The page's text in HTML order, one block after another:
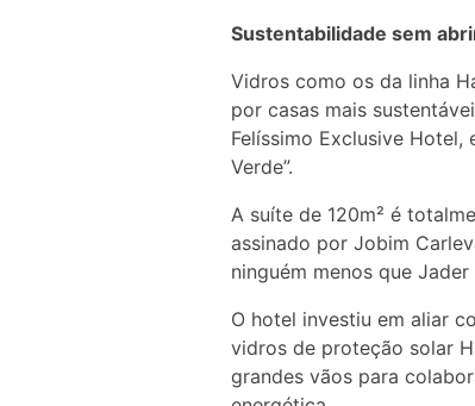
Sustentabilidade sem
Vidros como os da linha
por casas mais
Felíssimo Exclusive Hotel,
Verde”.
A suíte de 120m² é
assinado por Jobim
ninguém menos que Jader
O hotel investiu em aliar
vidros de proteção solar
grandes vãos para